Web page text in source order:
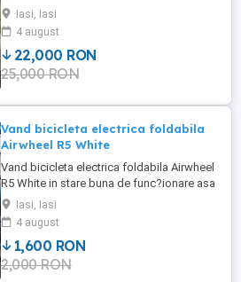
cum se vede in imagine. Se vinde cu acte -
sunt primul proprietar. Specificatii: Masina
electrica model: ARORA S1 Capacitate: 2
persoane Autonomie: 70Km Timp de
incarcare: 6-8 ore Acumulatori: 72V 58Ah
Iasi, Iasi
4 august
22,000 RON
25,000 RON
Vand bicicleta electrica foldabila
Airwheel R5 White
Vand bicicleta electrica foldabila Airwheel
R5 White in stare buna de func?ionare asa
cum se vede in imagine. Date tehnice:
Viteza maxima: 20km h Autonomie: 15-25
km Greutate maxima conducator: 100kg
Tensiune alimentare: 220 240V 50Hz
Diametru cauciuc: 14 Cadru de Aluminiu,
Iasi, Iasi
4 august
1,600 RON
2,000 RON